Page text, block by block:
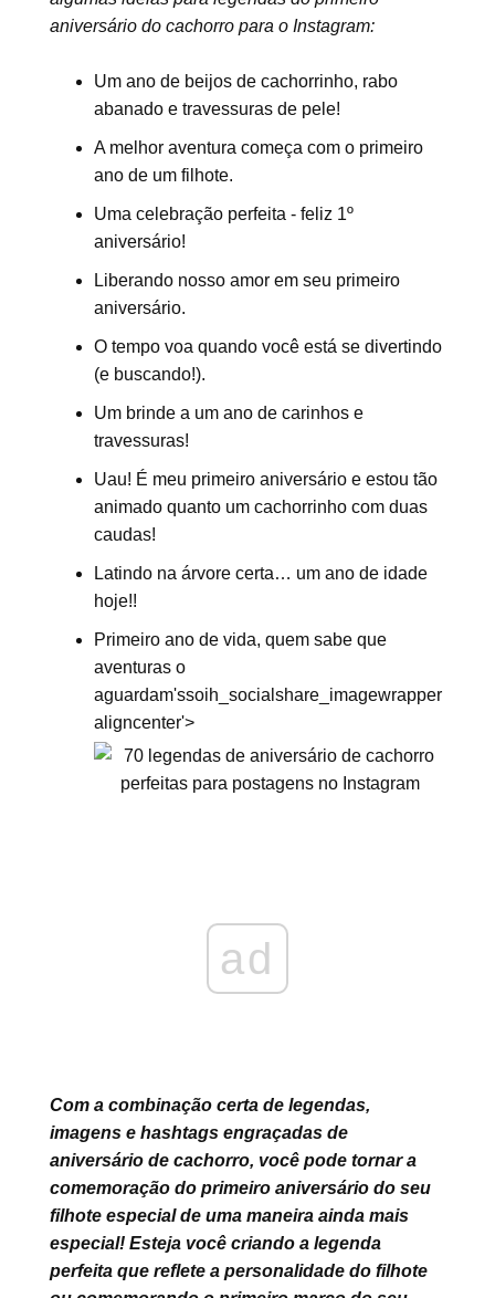
aniversário do cachorro para o Instagram:
Um ano de beijos de cachorrinho, rabo
abanado e travessuras de pele!
A melhor aventura começa com o primeiro
ano de um filhote.
Uma celebração perfeita - feliz 1º
aniversário!
Liberando nosso amor em seu primeiro
aniversário.
O tempo voa quando você está se divertindo
(e buscando!).
Um brinde a um ano de carinhos e
travessuras!
Uau! É meu primeiro aniversário e estou tão
animado quanto um cachorrinho com duas
caudas!
Latindo na árvore certa… um ano de idade
hoje!!
Primeiro ano de vida, quem sabe que
aventuras o
aguardam'ssoih_socialshare_imagewrapper
aligncenter'>
ad
Com a combinação certa de legendas,
imagens e hashtags engraçadas de
aniversário de cachorro, você pode tornar a
comemoração do primeiro aniversário do seu
filhote especial de uma maneira ainda mais
especial! Esteja você criando a legenda
perfeita que reflete a personalidade do filhote